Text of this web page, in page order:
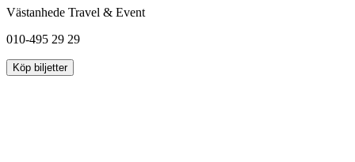
Västanhede Travel & Event
010-495 29 29
Köp biljetter